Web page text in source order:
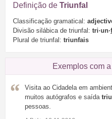
Definição de Triunfal
Classificação gramatical:
Divisão silábica de triunfal: tri·un·
Plural de triunfal: triunfais
Exemplos com
Visita ao Cidadela em
muitos autógrafos e saída
pessoas.